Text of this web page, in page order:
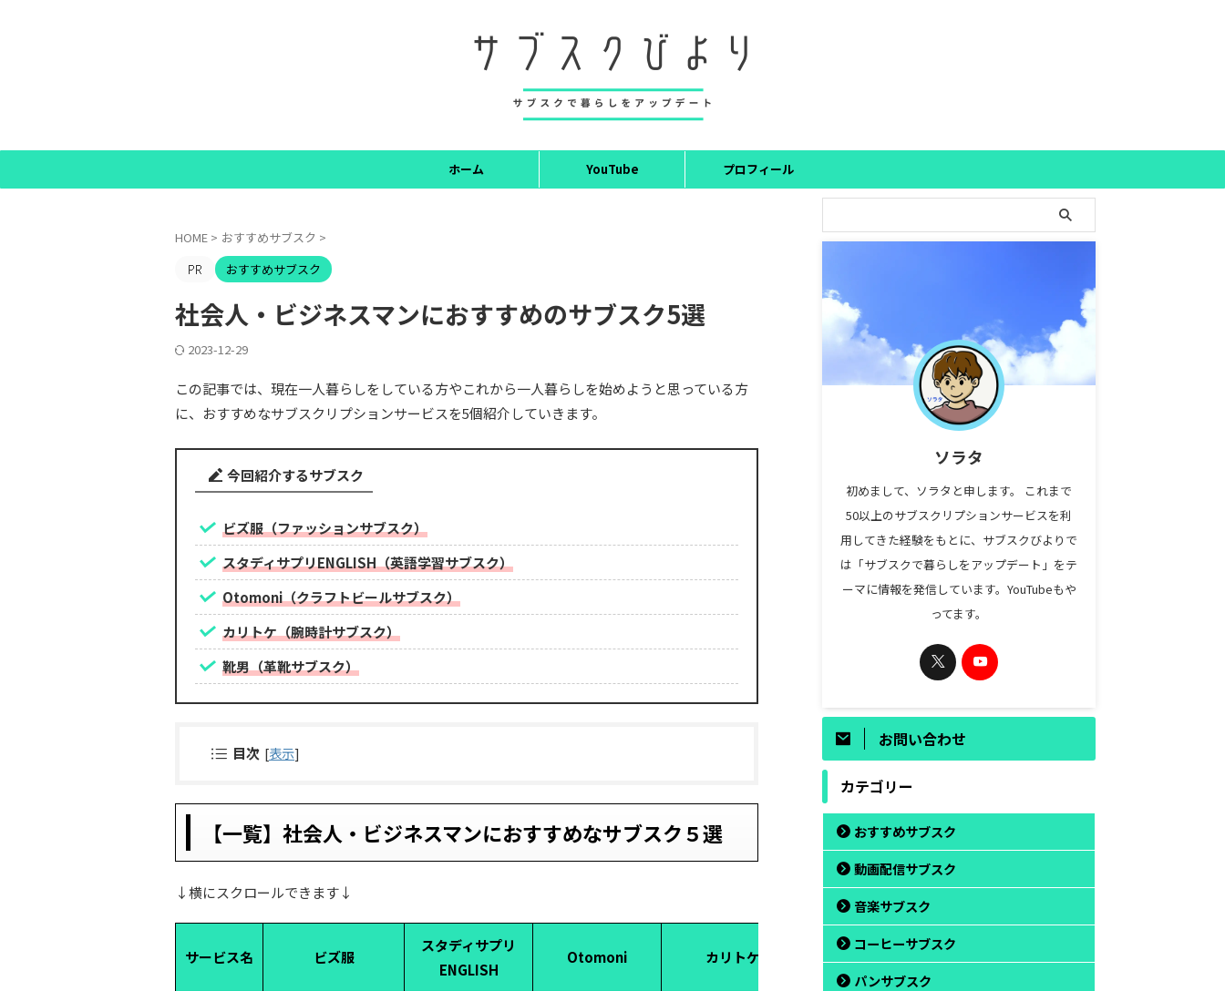
ホーム YouTube プロフィール
HOME > おすすめサブスク >
おすすめサブスク
社会人・ビジネスマンにおすすめのサブスク5選
2023-12-29
この記事では、現在一人暮らしをしている方やこれから一人暮らしを始めようと思っている方
に、おすすめなサブスクリプションサービスを5個紹介していきます。
今回紹介するサブスク
ビズ服（ファッションサブスク）
スタディサプリENGLISH（英語学習サブスク）
Otomoni（クラフトビールサブスク）
カリトケ（腕時計サブスク）
靴男（革靴サブスク）
目次 [表示]
【一覧】社会人・ビジネスマンにおすすめなサブスク５選
↓横にスクロールできます↓
サービス名 ビズ服
スタディサプリ
ENGLISH
Otomoni カリトケ
ソラタ
初めまして、ソラタと申します。 これまで
50以上のサブスクリプションサービスを利
用してきた経験をもとに、サブスクびよりで
は「サブスクで暮らしをアップデート」をテ
ーマに情報を発信しています。YouTubeもや
ってます。
お問い合わせ
カテゴリー
おすすめサブスク
動画配信サブスク
音楽サブスク
コーヒーサブスク
パンサブスク